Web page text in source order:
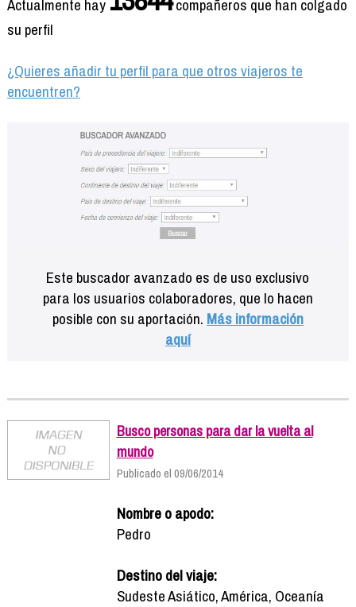
Actualmente hay
compañeros que han colgado
su perfil
¿Quieres añadir tu perfil para que otros viajeros te
encuentren?
Este buscador avanzado es de uso exclusivo
para los usuarios colaboradores, que lo hacen
posible con su aportación. Más información
aquí
Busco personas para dar la vuelta al
mundo
Publicado el 09/06/2014
Nombre o apodo:
Pedro
Destino del viaje:
Sudeste Asiático, América, Oceanía